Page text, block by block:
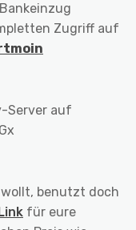
Zugriff auf
Server auf
benutzt doch
für eure